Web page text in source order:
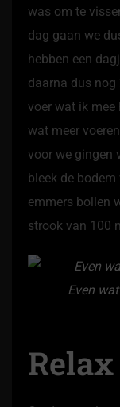
was om te
dag gaan we
hebben een
daarna dus nog
voer wat ik mee
wat meer
voor we gingen
bleek de
emmers bollen
strook van 100
Even